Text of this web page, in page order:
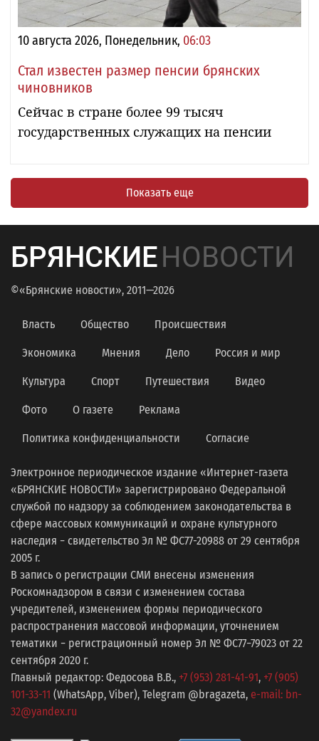
10 августа 2026, Понедельник, 06:03
Стал известен размер пенсии брянских
чиновников
Сейчас в стране более 99 тысяч
государственных служащих на пенсии
Показать еще
БРЯНСКИЕНОВОСТИ
©«Брянские новости», 2011—2026
Власть Общество Происшествия
Экономика Мнения Дело Россия и мир
Культура Спорт Путешествия Видео
Фото О газете Реклама
Политика конфиденциальности Согласие
Электронное периодическое издание «Интернет-газета
«БРЯНСКИЕ НОВОСТИ» зарегистрировано Федеральной
службой по надзору за соблюдением законодательства в
сфере массовых коммуникаций и охране культурного
наследия − свидетельство Эл № ФС77-20988 от 29 сентября
2005 г.
В запись о регистрации СМИ внесены изменения
Роскомнадзором в связи с изменением состава
учредителей, изменением формы периодического
распространения массовой информации, уточнением
тематики − регистрационный номер Эл № ФС77−79023 от 22
сентября 2020 г.
Главный редактор: Федосова В.В., +7 (953) 281-41-91, +7 (905)
101-33-11 (WhatsApp, Viber), Telegram @bragazeta, e-mail: bn-
32@yandex.ru